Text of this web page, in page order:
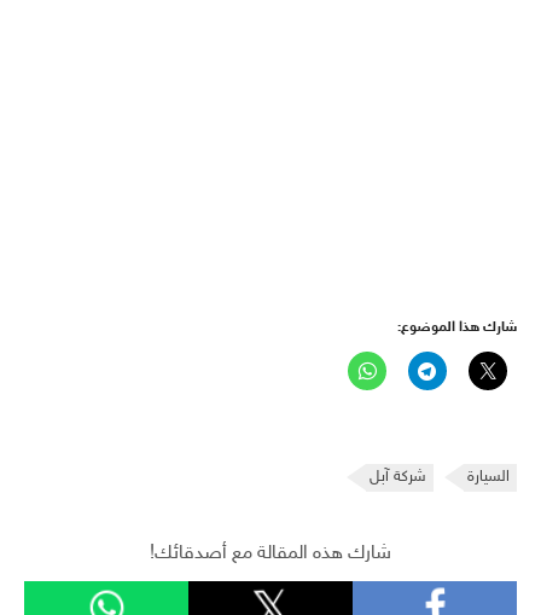
شارك هذا الموضوع:
السيارة شركة آبل
شارك هذه المقالة مع أصدقائك!